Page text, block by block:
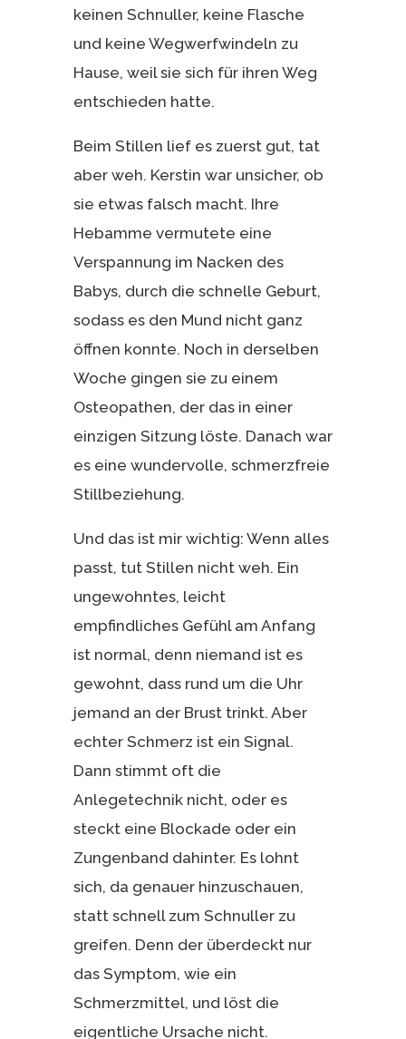
keinen Schnuller, keine Flasche
und keine Wegwerfwindeln zu
Hause, weil sie sich für ihren Weg
entschieden hatte.
Beim Stillen lief es zuerst gut, tat
aber weh. Kerstin war unsicher, ob
sie etwas falsch macht. Ihre
Hebamme vermutete eine
Verspannung im Nacken des
Babys, durch die schnelle Geburt,
sodass es den Mund nicht ganz
öffnen konnte. Noch in derselben
Woche gingen sie zu einem
Osteopathen, der das in einer
einzigen Sitzung löste. Danach war
es eine wundervolle, schmerzfreie
Stillbeziehung.
Und das ist mir wichtig: Wenn alles
passt, tut Stillen nicht weh. Ein
ungewohntes, leicht
empfindliches Gefühl am Anfang
ist normal, denn niemand ist es
gewohnt, dass rund um die Uhr
jemand an der Brust trinkt. Aber
echter Schmerz ist ein Signal.
Dann stimmt oft die
Anlegetechnik nicht, oder es
steckt eine Blockade oder ein
Zungenband dahinter. Es lohnt
sich, da genauer hinzuschauen,
statt schnell zum Schnuller zu
greifen. Denn der überdeckt nur
das Symptom, wie ein
Schmerzmittel, und löst die
eigentliche Ursache nicht.